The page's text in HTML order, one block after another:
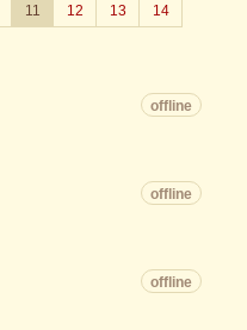
11 12 13
14
offline
offline
offline